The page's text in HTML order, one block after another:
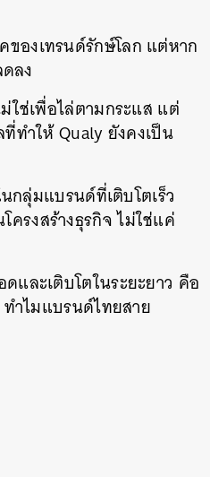
องเทรนด์รักษ์โลก แต่หาก
ลง
ใช่เพื่อไล่ตามกระแส แต่
ทำให้ Qualy ยังคงเป็น
กลุ่มแบรนด์ที่เติบโตเร็ว
รงสร้างธุรกิจ ไม่ใช่แค่
และเติบโตในระยะยาว คือ
ำไมแบรนด์ไทยสาย